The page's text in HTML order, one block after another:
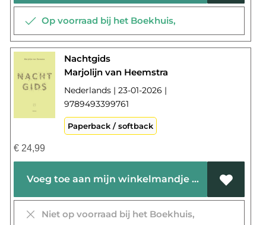
Op voorraad bij het Boekhuis,
Nachtgids
Marjolijn van Heemstra
Nederlands | 23-01-2026 |
9789493399761
Paperback / softback
€24,99
Voeg toe aan mijn winkelmandje
Niet op voorraad bij het Boekhuis,